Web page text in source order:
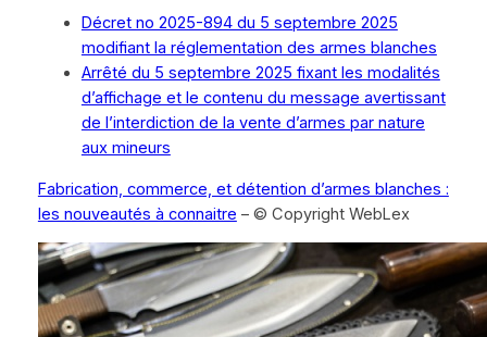
Décret no 2025-894 du 5 septembre 2025
modifiant la réglementation des armes blanches
Arrêté du 5 septembre 2025 fixant les modalités
d’affichage et le contenu du message avertissant
de l’interdiction de la vente d’armes par nature
aux mineurs
Fabrication, commerce, et détention d’armes blanches :
les nouveautés à connaitre – © Copyright WebLex